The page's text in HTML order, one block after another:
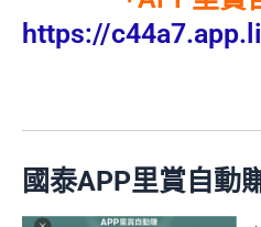
https://
國泰APP里賞自動